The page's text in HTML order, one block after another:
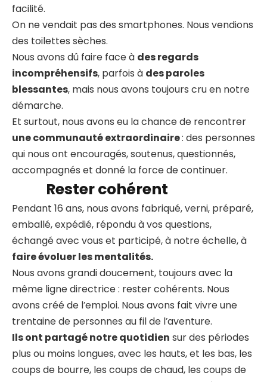
facilité.
On ne vendait pas des smartphones. Nous vendions
des toilettes sèches.
Nous avons dû faire face à des regards
incompréhensifs, parfois à des paroles
blessantes, mais nous avons toujours cru en notre
démarche.
Et surtout, nous avons eu la chance de rencontrer
une communauté extraordinaire: des personnes
qui nous ont encouragés, soutenus, questionnés,
accompagnés et donné la force de continuer.
Rester cohérent
Pendant 16 ans, nous avons fabriqué, verni, préparé,
emballé, expédié, répondu à vos questions,
échangé avec vous et participé, à notre échelle, à
faire évoluer les mentalités.
Nous avons grandi doucement, toujours avec la
même ligne directrice : rester cohérents. Nous
avons créé de l’emploi. Nous avons fait vivre une
trentaine de personnes au fil de l’aventure.
Ils ont partagé notre quotidien sur des périodes
plus ou moins longues, avec les hauts, et les bas, les
coups de bourre, les coups de chaud, les coups de